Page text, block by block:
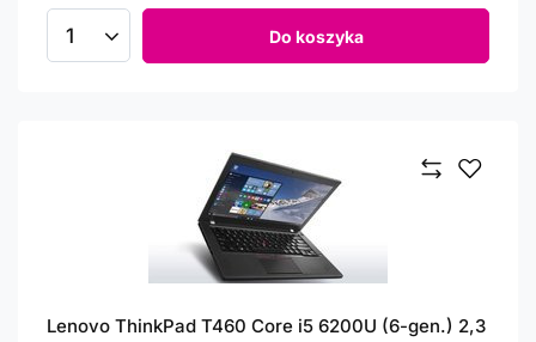
Ilość produktów Do koszyka
Lenovo ThinkPad T460 Core i5 6200U (6-gen.) 2,3